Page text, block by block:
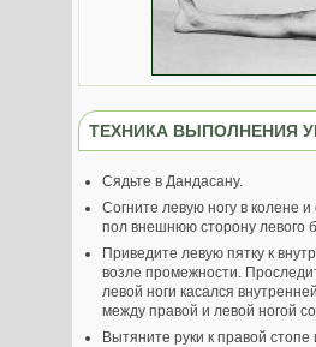
ТЕХНИКА ВЫПОЛНЕНИЯ
Сядьте в Дандасану.
Согните левую ногу в колене
пол внешнюю сторону левого
Приведите левую пятку к
возле промежности.
левой ноги касался
между правой и левой ногой
Вытяните руки к правой